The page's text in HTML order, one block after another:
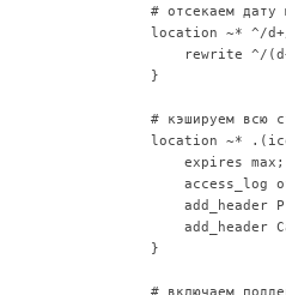
# отсекаем дату
location ~* ^/
rewrite ^/
    }
# кэшируем всю
location ~*
        expires max;
access_log
add_header
add_header
    }